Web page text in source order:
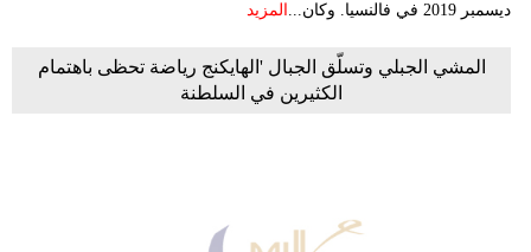
وتكنولوجيا
ديسمبر 2019 في فالنسيا. وكان...
المزيد
المشي الجبلي وتسلّق الجبال 'الهايكنج رياضة تحظى باهتمام
الكثيرين في السلطنة